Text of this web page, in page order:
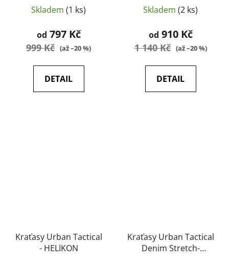
HELIKON
Skladem (1 ks)
od 797 Kč
999 Kč (až –20 %)
DETAIL
Detail - HELIKON
Skladem (2 ks)
od 910 Kč
1 140 Kč (až –20 %)
DETAIL
Kraťasy Urban Tactical
- HELIKON
Kraťasy Urban Tactical
Denim Stretch-